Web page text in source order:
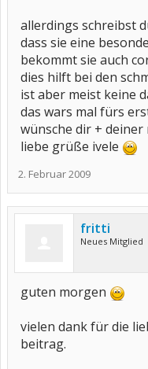
allerdings schreibst
dass sie eine
bekommt sie auch
dies hilft bei den
ist aber meist keine
das wars mal fürs
wünsche dir + deiner
liebe grüße ivele
2. Februar 2009
fritti
Neues Mitglied
guten morgen
vielen dank für die
beitrag.